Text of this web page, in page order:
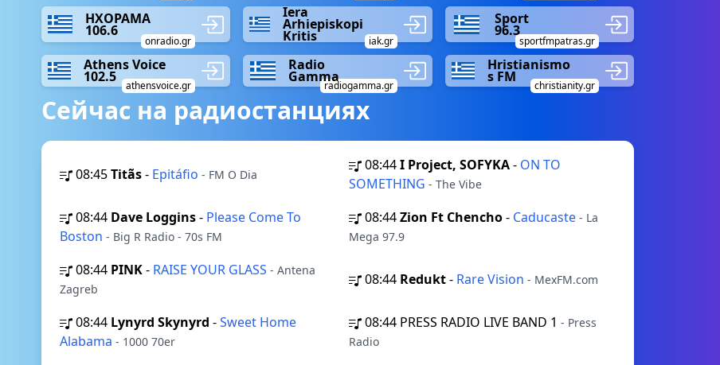
ΗΧΟΡΑΜΑ
106.6
onradio.gr
Iera
Arhiepiskopi
Kritis iak.gr
Sport
96.3
sportfmpatras.gr
Athens Voice
102.5
athensvoice.gr
Radio
Gamma
radiogamma.gr
Hristianismo
s FM
christianity.gr
Сейчас на радиостанциях
08:45Titãs- Epitáfio - FM O Dia
08:44I Project, SOFYKA- ON TO
SOMETHING - The Vibe
08:44 Dave Loggins- Please Come To
Boston - Big R Radio - 70s FM
08:44Zion Ft Chencho- Caducaste - La
Mega 97.9
08:44 PINK- RAISE YOUR GLASS - Antena
Zagreb
08:44 Redukt- Rare Vision - MexFM.com
08:44 Lynyrd Skynyrd -Sweet Home
Alabama - 1000 70er
08:44 PRESS RADIO LIVE BAND 1 - Press
Radio